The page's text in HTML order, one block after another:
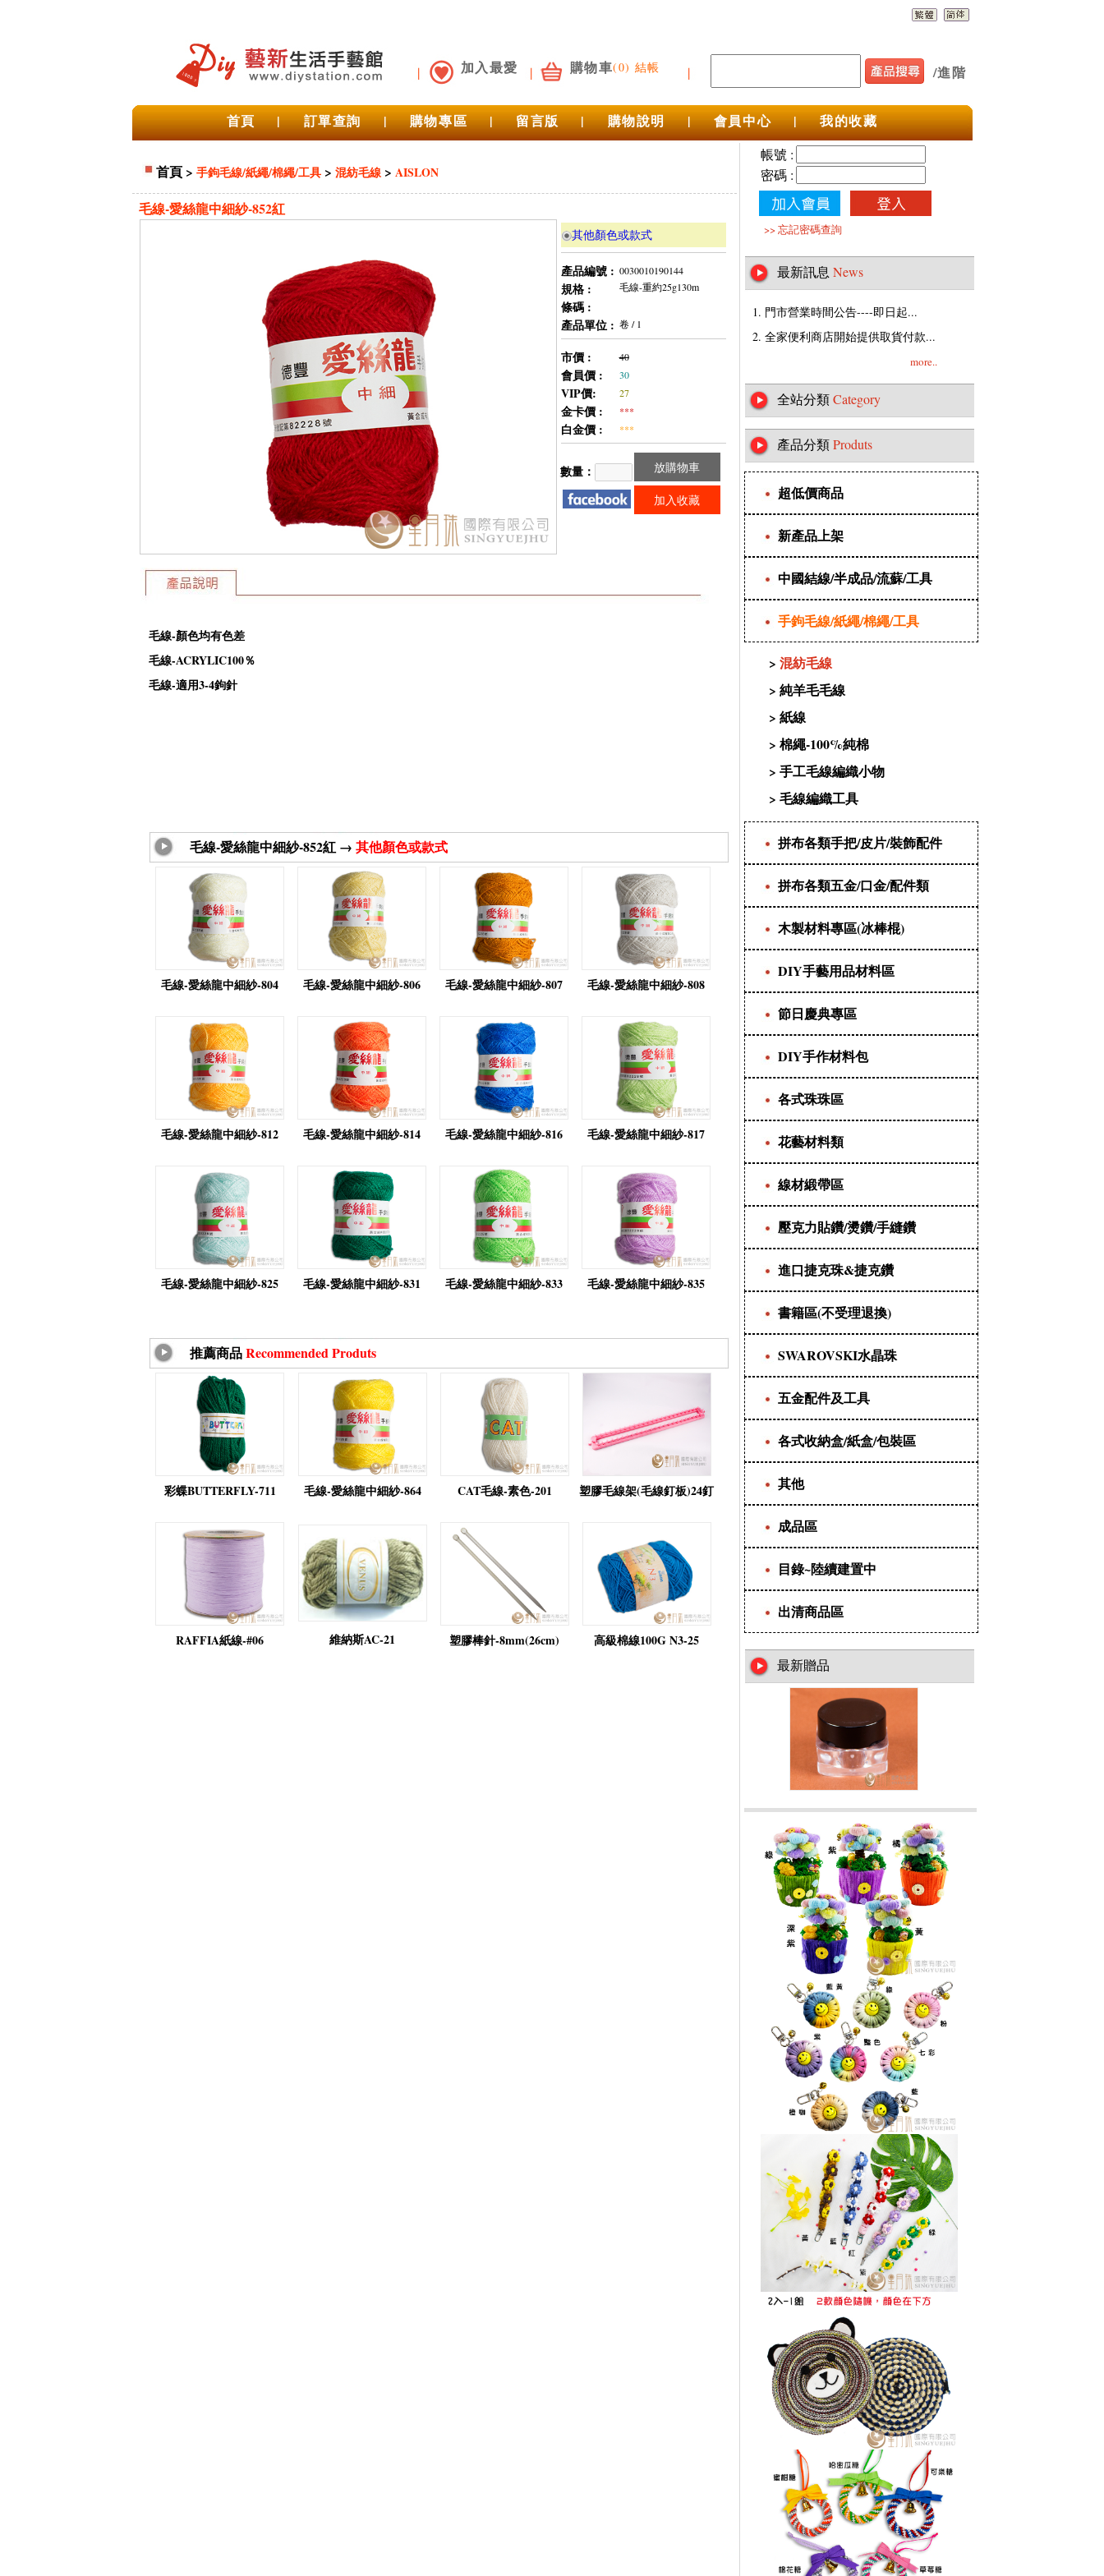
加入最愛 購物車(0) 結帳 /進階
首頁 | 訂單查詢 | 購物專區 | 留言版 | 購物說明 | 會員中心 | 我的收藏
首頁> 手鉤毛線/紙繩/棉繩/工具> 混紡毛線> AISLON
毛線-愛絲龍中細紗-852紅
其他顏色或款式
產品編號 : 0030010190144
規格 : 毛線-重約25g130m
條碼 :
產品單位 : 卷 / 1
市價 : 40
會員價 : 30
VIP價: 27
金卡價 : ***
白金價 : ***
數量： 放購物車
加入收藏
毛線-顏色均有色差
毛線-ACRYLIC100％
毛線-適用3-4鉤針
毛線-愛絲龍中細紗-852紅 → 其他顏色或款式
毛線-愛絲龍中細紗-804 毛線-愛絲龍中細紗-806 毛線-愛絲龍中細紗-807 毛線-愛絲龍中細紗-808
毛線-愛絲龍中細紗-812 毛線-愛絲龍中細紗-814 毛線-愛絲龍中細紗-816 毛線-愛絲龍中細紗-817
毛線-愛絲龍中細紗-825 毛線-愛絲龍中細紗-831 毛線-愛絲龍中細紗-833 毛線-愛絲龍中細紗-835
推薦商品Recommended Produts
彩蝶BUTTERFLY-711 毛線-愛絲龍中細紗-864 CAT毛線-素色-201 塑膠毛線架(毛線釘板)24釘
RAFFIA紙線-#06 維納斯AC-21 塑膠棒針-8mm(26cm) 高級棉線100G N3-25
帳號 :
密碼 :
>>忘記密碼查詢
最新訊息 News
1. 門市營業時間公告----即日起...
2. 全家便利商店開始提供取貨付款...
more..
全站分類Category
產品分類Produts
超低價商品
新產品上架
中國結線/半成品/流蘇/工具
手鉤毛線/紙繩/棉繩/工具
> 混紡毛線
> 純羊毛毛線
> 紙線
> 棉繩-100%純棉
> 手工毛線編織小物
> 毛線編織工具
拼布各類手把/皮片/裝飾配件
拼布各類五金/口金/配件類
木製材料專區(冰棒棍)
DIY手藝用品材料區
節日慶典專區
DIY手作材料包
各式珠珠區
花藝材料類
線材緞帶區
壓克力貼鑽/燙鑽/手縫鑽
進口捷克珠&捷克鑽
書籍區(不受理退換)
SWAROVSKI水晶珠
五金配件及工具
各式收納盒/紙盒/包裝區
其他
成品區
目錄~陸續建置中
出清商品區
最新贈品